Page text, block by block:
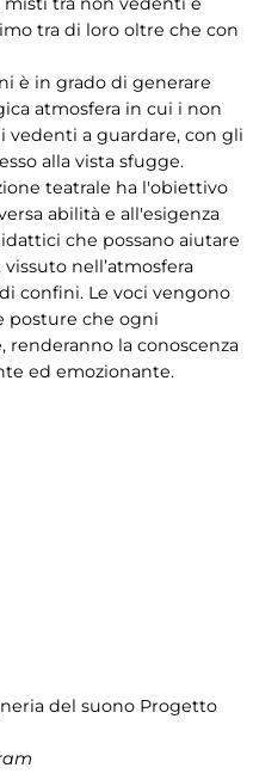
tra di loro oltre che con
è in grado di generare
atmosfera in cui i non
vedenti a guardare, con gli
alla vista sfugge.
teatrale ha l'obiettivo
abilità e all'esigenza
che possano aiutare
nell’atmosfera
confini. Le voci vengono
posture che ogni
la conoscenza
ed emozionante.
del suono Progetto